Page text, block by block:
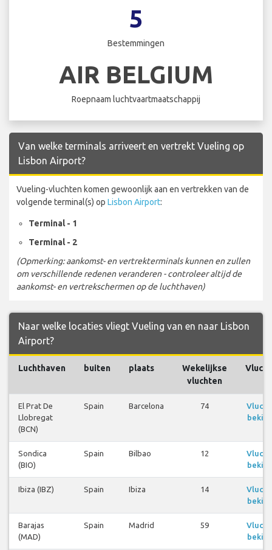
5
Bestemmingen
AIR BELGIUM
Roepnaam luchtvaartmaatschappij
Van welke terminals arriveert en vertrekt Vueling op
Lisbon Airport?
Vueling-vluchten komen gewoonlijk aan en vertrekken van de
volgende terminal(s) op Lisbon Airport:
Terminal - 1
Terminal - 2
(Opmerking: aankomst- en vertrekterminals kunnen en zullen
om verschillende redenen veranderen - controleer altijd de
aankomst- en vertrekschermen op de luchthaven)
Naar welke locaties vliegt Vueling van en naar Lisbon
Airport?
Luchthaven buiten plaats
Wekelijkse
vluchten
El Prat De
Llobregat
(BCN)
Spain Barcelona 74
Sondica
(BIO)
Spain Bilbao 12
Ibiza (IBZ) Spain Ibiza 14
Barajas
(MAD)
Spain Madrid 59